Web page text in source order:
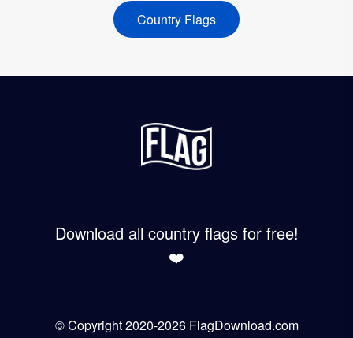
Country Flags
Download all country flags for free!
❤️
© Copyright 2020-2026 FlagDownload.com